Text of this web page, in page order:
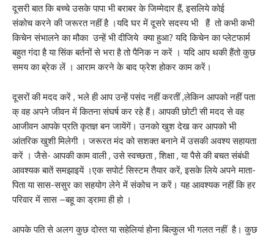
दूसरी बात कि बच्चे उसके पापा भी बराबर के जिम्मेदार हैं, इसलिये कोई
संकोच करने की जरूरत नहीं है ।यदि घर में दूसरे सदस्य भी हैं तो कभी कभी
किचेन संभालने का मौका उन्हें भी दीजिये क्या हुआ? यदि किचेन का प्लेटफार्म
बहुत गंदा है या सिंक बर्तनों से भरा है तो पैनिक न करें । यदि आप थकी हैंतो कुछ
समय का ब्रेक लें । आराम करने के बाद फ्रेश होकर काम करें।
दूसरों की मदद करें , भले ही आप उन्हें पसंद नहीं करतीं ,लेकिन आपको नहीं पता
क् वह अपने जीवन में कितना संघर्ष कर रहे हैं। आपकी छोटी सी मदद से वह
आजीवन आपके प्रति कृतज्ञ बन जायेंगें। उनको खुश देख कर आपको भी
आंतरिक खुशी मिलेगी । जरूरत मंद को सशक्त बनाने में उसकी अवश्य सहायता
करें । जैसे- आपकी काम वाली , उसे स्वच्छता , शिक्षा , या पैसे की बचत संबंधी
आवश्यक बातें समझाइयें ।एक सपोर्ट सिस्टम तैयार करें, इसके लिये अपने माता-
पिता या सास-ससुर का सहयोग लेने में संकोच न करें। यह आवश्यक नहीं कि हर
परिवार में सास –बहू का ड्रामा ही हो ।
आपके पति से अलग कुछ दोस्त या सहेलियां होना बिल्कुल भी गलत नहीं है। कुछ